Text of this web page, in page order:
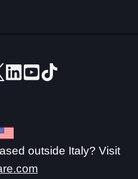
outside Italy? Visit